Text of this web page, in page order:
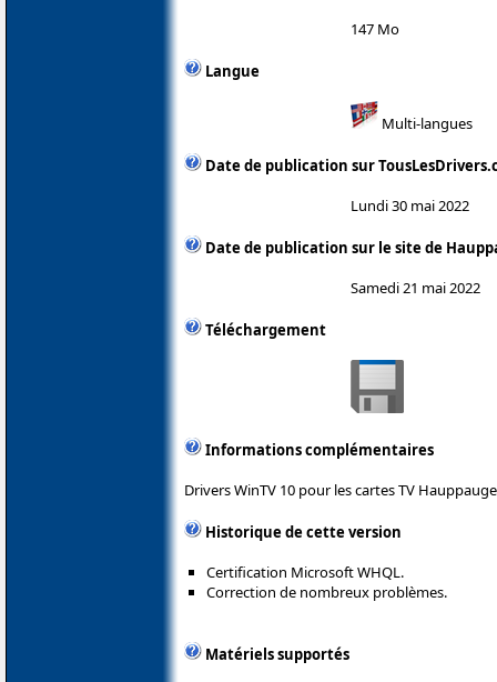
147 Mo
Langue
Multi-langues
Date de publication sur
Lundi 30 mai 2022
Date de publication sur le site de
Samedi 21 mai 2022
Téléchargement
Informations complémentaires
Drivers WinTV 10 pour les cartes TV
Historique de cette version
Certification Microsoft WHQL.
Correction de nombreux problèmes.
Matériels supportés